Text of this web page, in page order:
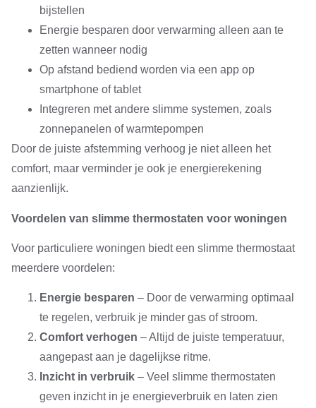
bijstellen
Energie besparen door verwarming alleen aan te
zetten wanneer nodig
Op afstand bediend worden via een app op
smartphone of tablet
Integreren met andere slimme systemen, zoals
zonnepanelen of warmtepompen
Door de juiste afstemming verhoog je niet alleen het
comfort, maar verminder je ook je energierekening
aanzienlijk.
Voordelen van slimme thermostaten voor woningen
Voor particuliere woningen biedt een slimme thermostaat
meerdere voordelen:
Energie besparen – Door de verwarming optimaal
te regelen, verbruik je minder gas of stroom.
Comfort verhogen – Altijd de juiste temperatuur,
aangepast aan je dagelijkse ritme.
Inzicht in verbruik – Veel slimme thermostaten
geven inzicht in je energieverbruik en laten zien